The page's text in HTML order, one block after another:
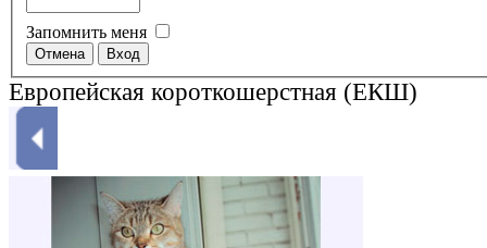
Запомнить меня
Европейская короткошерстная (ЕКШ)